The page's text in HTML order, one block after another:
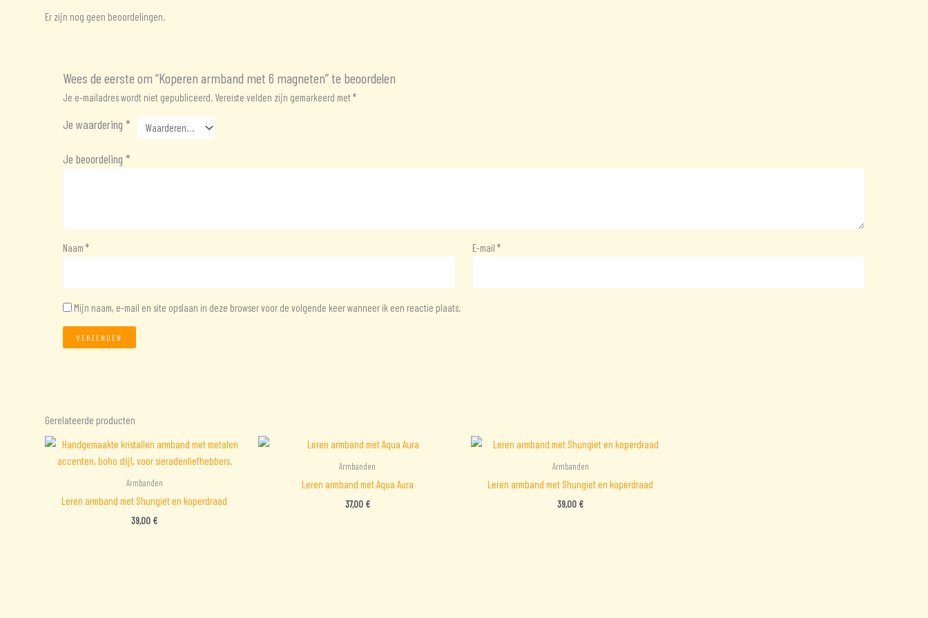
Er zijn nog geen beoordelingen.
Wees de eerste om “Koperen armband met 6 magneten” te beoordelen
Je e-mailadres wordt niet gepubliceerd. Vereiste velden zijn gemarkeerd met*
Je waardering*
Je beoordeling*
Naam* E-mail *
Mijn naam, e-mail en site opslaan in deze browser voor de volgende keer wanneer ik een reactie plaats.
Gerelateerde producten
Armbanden
Leren armband met Shungiet en koperdraad
39,00 €
Armbanden
Leren armband met Aqua Aura
37,00 €
Armbanden
Leren armband met Shungiet en koperdraad
39,00 €